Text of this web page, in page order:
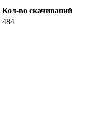
Кол-во скачиваний
484